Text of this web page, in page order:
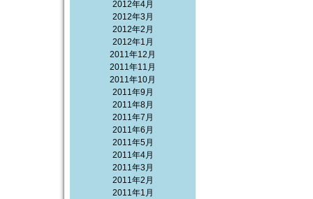
2012年4月
2012年3月
2012年2月
2012年1月
2011年12月
2011年11月
2011年10月
2011年9月
2011年8月
2011年7月
2011年6月
2011年5月
2011年4月
2011年3月
2011年2月
2011年1月